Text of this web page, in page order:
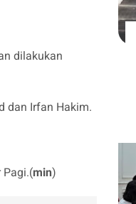
dilakukan
dan Irfan Hakim.
Pagi.(min)